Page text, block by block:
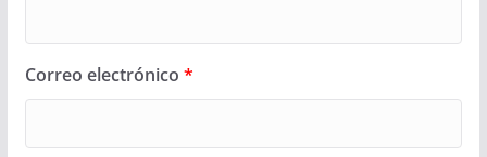
Correo electrónico *